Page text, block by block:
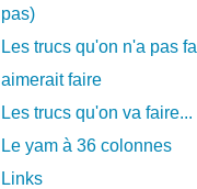
pas)
Les trucs qu'on n'a pas
aimerait faire
Les trucs qu'on va
Le yam à 36 colonnes
Links